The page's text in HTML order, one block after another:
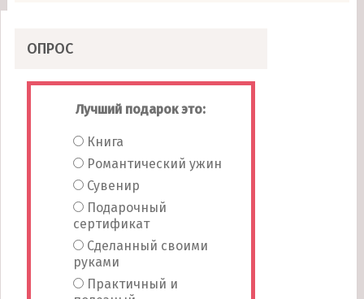
ОПРОС
Лучший подарок это:
Книга
Романтический ужин
Сувенир
Подарочный
сертификат
Сделанный своими
руками
Практичный и